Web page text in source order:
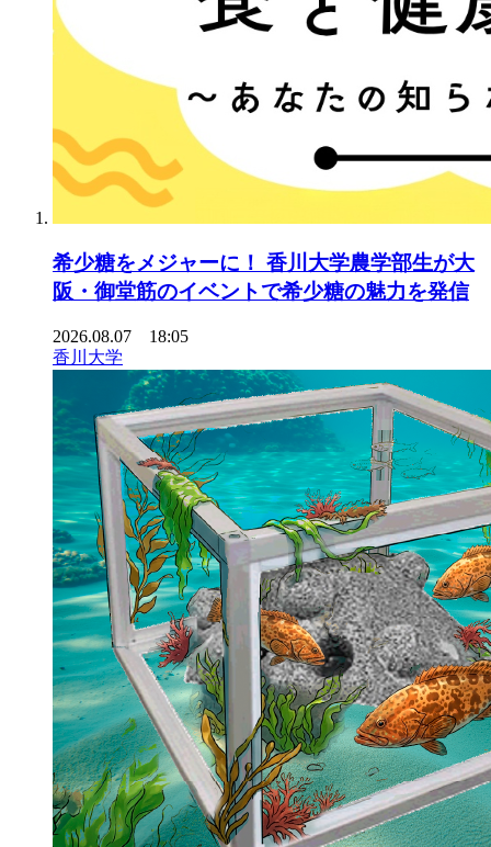
希少糖をメジャーに！ 香川大学農学部生が大
阪・御堂筋のイベントで希少糖の魅力を発信
2026.08.07 18:05
香川大学